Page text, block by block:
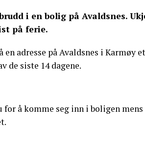
i en bolig på Avaldsnes.
på ferie.
adresse på Avaldsnes i Karmøy
de siste 14 dagene.
å komme seg inn i boligen